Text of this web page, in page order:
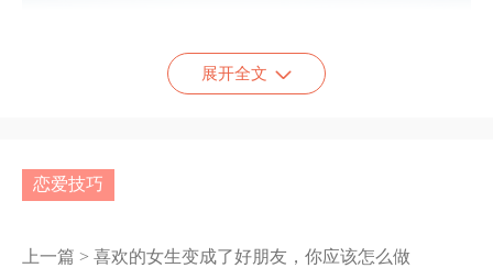
展开全文
恋爱技巧
上一篇 > 喜欢的女生变成了好朋友，你应该怎么做